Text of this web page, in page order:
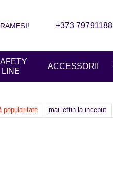
+373 79791188
LINE
ACCESSORII
popularitate mai ieftin la inceput